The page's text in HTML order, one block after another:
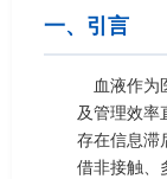
一、引言
血液作为
及管理效率
存在信息滞
借非接触、